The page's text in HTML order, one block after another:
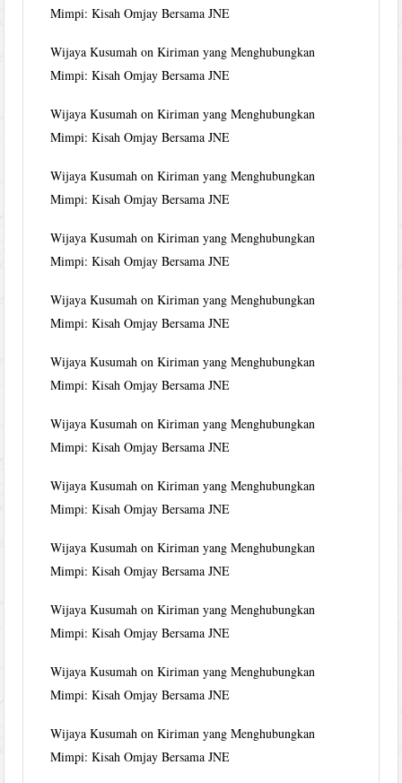
Mimpi: Kisah Omjay Bersama JNE
Wijaya Kusumah onKiriman yang Menghubungkan
Mimpi: Kisah Omjay Bersama JNE
Wijaya Kusumah onKiriman yang Menghubungkan
Mimpi: Kisah Omjay Bersama JNE
Wijaya Kusumah onKiriman yang Menghubungkan
Mimpi: Kisah Omjay Bersama JNE
Wijaya Kusumah onKiriman yang Menghubungkan
Mimpi: Kisah Omjay Bersama JNE
Wijaya Kusumah onKiriman yang Menghubungkan
Mimpi: Kisah Omjay Bersama JNE
Wijaya Kusumah onKiriman yang Menghubungkan
Mimpi: Kisah Omjay Bersama JNE
Wijaya Kusumah onKiriman yang Menghubungkan
Mimpi: Kisah Omjay Bersama JNE
Wijaya Kusumah onKiriman yang Menghubungkan
Mimpi: Kisah Omjay Bersama JNE
Wijaya Kusumah onKiriman yang Menghubungkan
Mimpi: Kisah Omjay Bersama JNE
Wijaya Kusumah onKiriman yang Menghubungkan
Mimpi: Kisah Omjay Bersama JNE
Wijaya Kusumah onKiriman yang Menghubungkan
Mimpi: Kisah Omjay Bersama JNE
Wijaya Kusumah onKiriman yang Menghubungkan
Mimpi: Kisah Omjay Bersama JNE